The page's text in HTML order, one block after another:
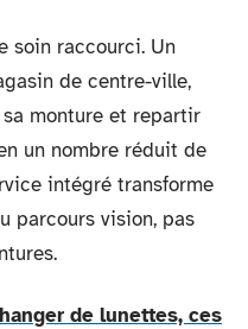
soin raccourci. Un
de centre-ville,
monture et repartir
un nombre réduit de
intégré transforme
parcours vision, pas
de lunettes, ces